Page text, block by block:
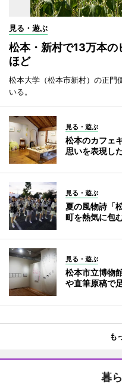
見る・遊ぶ
松本・新村で13万本
ほど
松本大学（松本市新村）の正門
いる。
見る・遊ぶ
松本のカフェ
思いを表現し
見る・遊ぶ
夏の風物詩「
町を熱気に包
見る・遊ぶ
松本市立博物
や直筆原稿で
も
暮